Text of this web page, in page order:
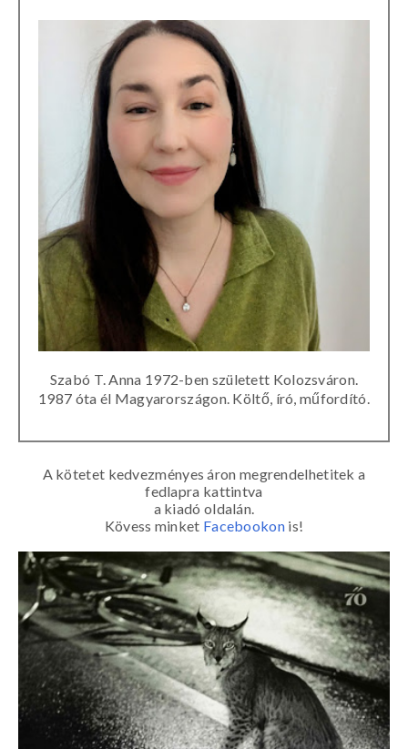
Szabó T. Anna 1972-ben született Kolozsváron.
1987 óta él Magyarországon. Költő, író, műfordító.
A kötetet kedvezményes áron megrendelhetitek a
fedlapra kattintva
a kiadó oldalán.
Kövess minket Facebookon is!